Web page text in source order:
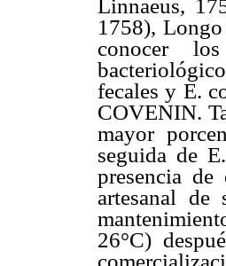
Linnaeus,
1758),
conocer
fecales y E.
COVENIN.
mayor
seguida de
presencia
artesanal
26°C)